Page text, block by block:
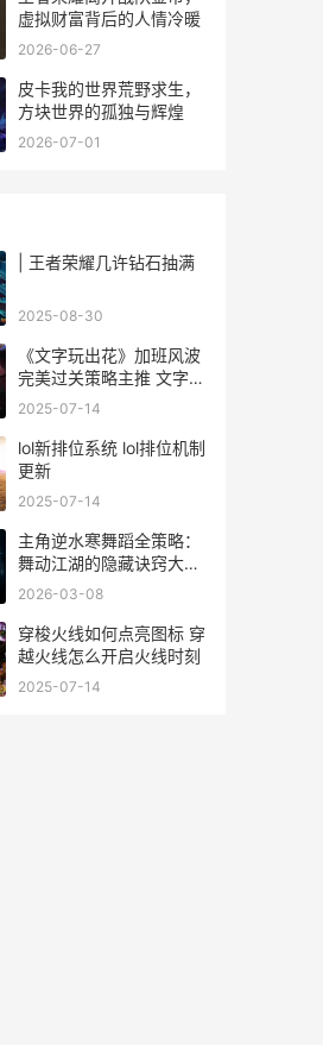
虚拟财富背后的人情冷暖
2026-06-27
皮卡我的世界荒野求生，
方块世界的孤独与辉煌
2026-07-01
| 王者荣耀几许钻石抽满
2025-08-30
《文字玩出花》加班风波
完美过关策略主推 文字玩
出花小游戏
2025-07-14
lol新排位系统 lol排位机制
更新
2025-07-14
主角逆水寒舞蹈全策略：
舞动江湖的隐藏诀窍大公
布 逆水寒演奏
2026-03-08
穿梭火线如何点亮图标 穿
越火线怎么开启火线时刻
2025-07-14